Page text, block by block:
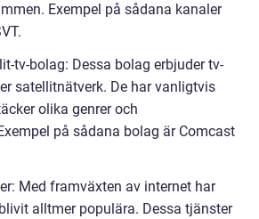
Exempel på sådana kanaler
tv-bolag: Dessa bolag erbjuder tv-
satellitnätverk. De har vanligtvis
olika genrer och
på sådana bolag är Comcast
Med framväxten av internet har
alltmer populära. Dessa tjänster